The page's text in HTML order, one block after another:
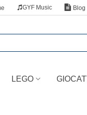
GYF Music Blog
LEGO